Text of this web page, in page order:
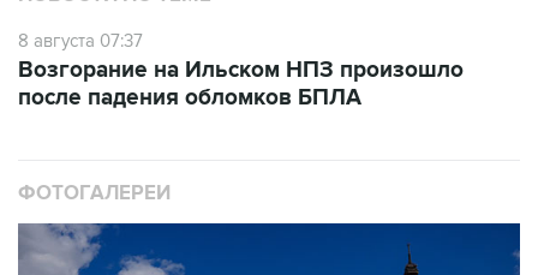
8 августа 07:37
Возгорание на Ильском НПЗ произошло
после падения обломков БПЛА
ФОТОГАЛЕРЕИ